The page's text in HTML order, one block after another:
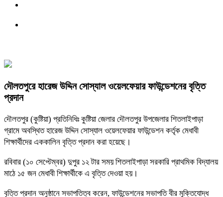
দৌলতপুরে হারেজ উদ্দিন সোস্যাল ওয়েলফেয়ার ফাউন্ডেশনের বৃত্তি
প্রদান
দৌলতপুর (কুষ্টিয়া) প্রতিনিধিঃ কুষ্টিয়া জেলার দৌলতপুর উপজেলার শিতলাইপাড়া
গ্রামে অবস্থিত হারেজ উদ্দিন সোস্যাল ওয়েলফেয়ার ফাউন্ডেশন কর্তৃক মেধাবী
শিক্ষার্থীদের এককালিন বৃত্তি প্রদান করা হয়েছে।
রবিবার (১০ সেপ্টেম্বর) দুপুর ১২ টার সময় শিতলাইপাড়া সরকারি প্রাথমিক বিদ্যালয়
মাঠে ১৫ জন মেধাবী শিক্ষার্থীকে এ বৃত্তি দেওয়া হয়।
বৃত্তি প্রদান অনুষ্ঠানে সভাপতিত্ব করেন, ফাউন্ডেশনের সভাপতি বীর মুক্তিযোদ্ধ